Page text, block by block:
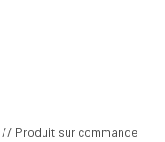
// Produit sur commande